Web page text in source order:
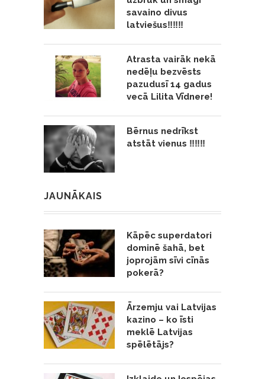
savaino divus
latviešus‼️‼️‼️
Atrasta vairāk nekā
nedēļu bezvēsts
pazudusī 14 gadus
vecā Lilita Vīdnere!
Bērnus nedrīkst
atstāt vienus ‼️‼️‼️
JAUNĀKAIS
Kāpēc superdatori
dominē šahā, bet
joprojām sīvi cīnās
pokerā?
Ārzemju vai Latvijas
kazino – ko īsti
meklē Latvijas
spēlētājs?